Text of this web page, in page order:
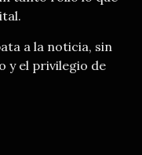
a la noticia, sin
y el privilegio de